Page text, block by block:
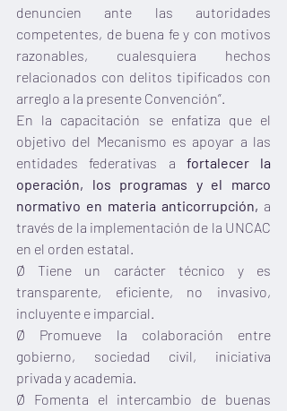
denuncien ante las autoridades
competentes, de buena fe y con motivos
razonables, cualesquiera hechos
relacionados con delitos tipificados con
arreglo a la presente Convención”.
En la capacitación se enfatiza que el
objetivo del Mecanismo es apoyar a las
entidades federativas a fortalecer la
operación, los programas y el marco
normativo en materia anticorrupción, a
través de la implementación de la UNCAC
en el orden estatal.
Ø Tiene un carácter técnico y es
transparente, eficiente, no invasivo,
incluyente e imparcial.
Ø Promueve la colaboración entre
gobierno, sociedad civil, iniciativa
privada y academia.
Ø Fomenta el intercambio de buenas